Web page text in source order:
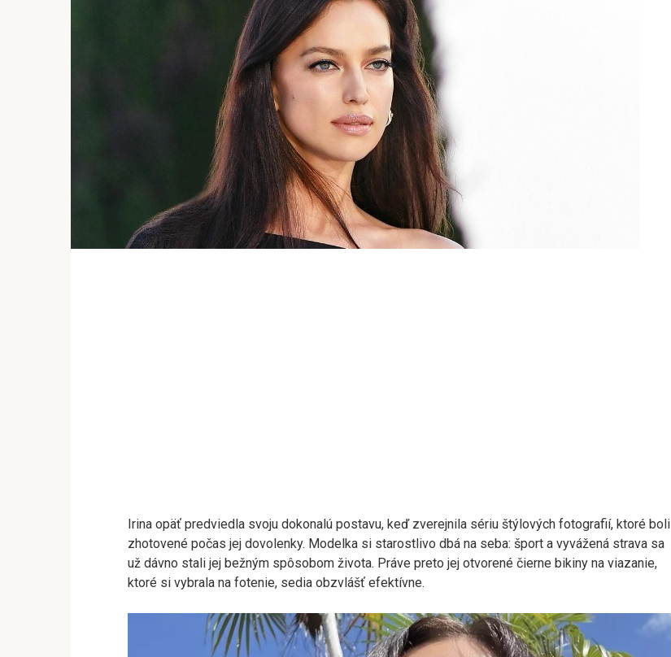
Irina opäť predviedla svoju dokonalú postavu, keď zverejnila sériu štýlových fotografií, ktoré boli
zhotovené počas jej dovolenky. Modelka si starostlivo dbá na seba: šport a vyvážená strava sa
už dávno stali jej bežným spôsobom života. Práve preto jej otvorené čierne bikiny na viazanie,
ktoré si vybrala na fotenie, sedia obzvlášť efektívne.